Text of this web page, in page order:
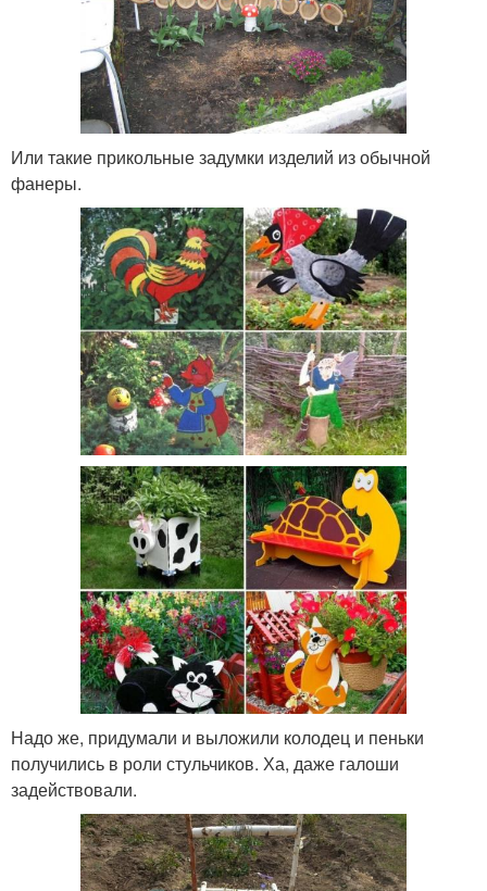
Или такие прикольные задумки изделий из обычной
фанеры.
Надо же, придумали и выложили колодец и пеньки
получились в роли стульчиков. Ха, даже галоши
задействовали.